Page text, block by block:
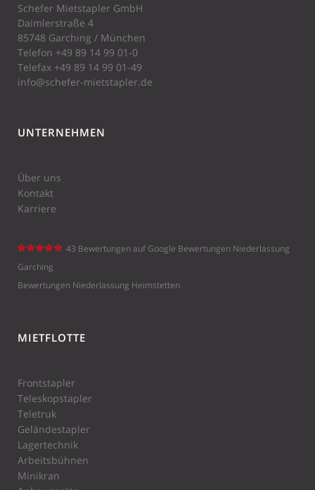
Schefer Mietstapler GmbH
Daimlerstraße 4
85748 Garching / München
Telefon +49 89 14 99 01-0
Telefax +49 89 14 99 01-49
info@schefer-mietstapler.de
UNTERNEHMEN
Über uns
Kontakt
Karriere
Schefer
Mietstaple
5 Sternen
43 Bewertungen auf Google Bewertungen Niederlassung
Garching
Bewertungen Niederlassung Heimstetten
MIETFLOTTE
Frontstapler
Teleskopstapler
Teletruk
Geländestapler
Lagertechnik
Arbeitsbühnen
Minikran